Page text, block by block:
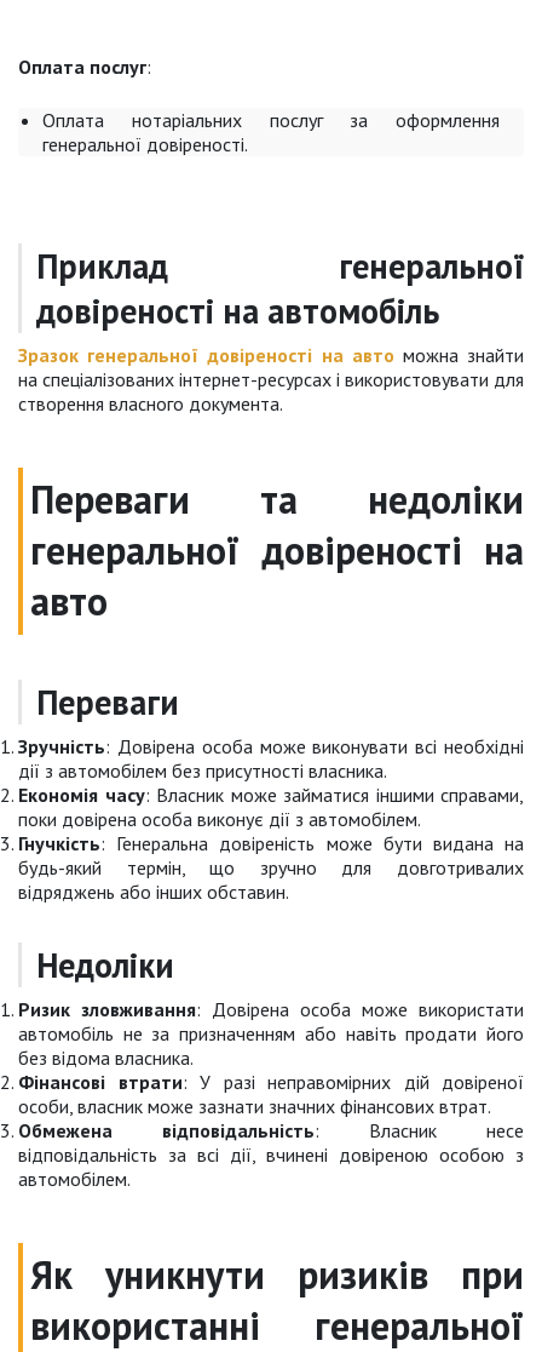
Оплата послуг:
Оплата нотаріальних послуг за оформлення
генеральної довіреності.
Приклад генеральної
довіреності на автомобіль
Зразок генеральної довіреності на авто можна знайти
на спеціалізованих інтернет-ресурсах і використовувати для
створення власного документа.
Переваги та недоліки
генеральної довіреності на
авто
Переваги
Зручність: Довірена особа може виконувати всі необхідні
дії з автомобілем без присутності власника.
Економія часу: Власник може займатися іншими справами,
поки довірена особа виконує дії з автомобілем.
Гнучкість: Генеральна довіреність може бути видана на
будь-який термін, що зручно для довготривалих
відряджень або інших обставин.
Недоліки
Ризик зловживання: Довірена особа може використати
автомобіль не за призначенням або навіть продати його
без відома власника.
Фінансові втрати: У разі неправомірних дій довіреної
особи, власник може зазнати значних фінансових втрат.
Обмежена відповідальність: Власник несе
відповідальність за всі дії, вчинені довіреною особою з
автомобілем.
Як уникнути ризиків при
використанні генеральної